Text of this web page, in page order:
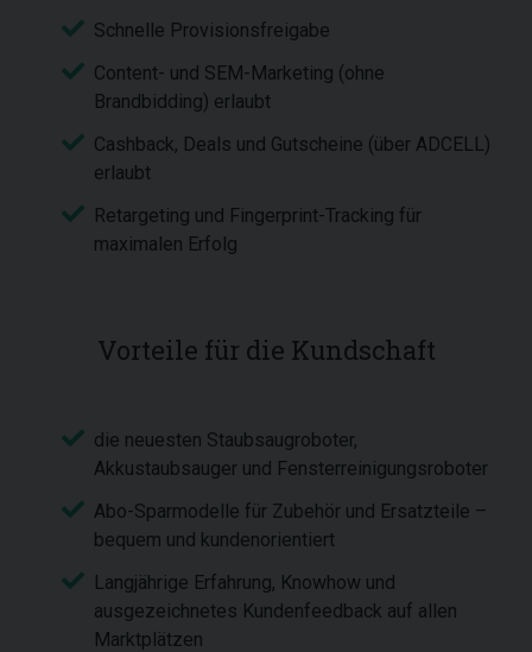
Schnelle Provisionsfreigabe
Content- und SEM-Marketing (ohne
Brandbidding) erlaubt
Cashback, Deals und Gutscheine (über ADCELL)
erlaubt
Retargeting und Fingerprint-Tracking für
maximalen Erfolg
Vorteile für die Kundschaft
die neuesten Staubsaugroboter,
Akkustaubsauger und Fensterreinigungsroboter
Abo-Sparmodelle für Zubehör und Ersatzteile –
bequem und kundenorientiert
Langjährige Erfahrung, Knowhow und
ausgezeichnetes Kundenfeedback auf allen
Marktplätzen